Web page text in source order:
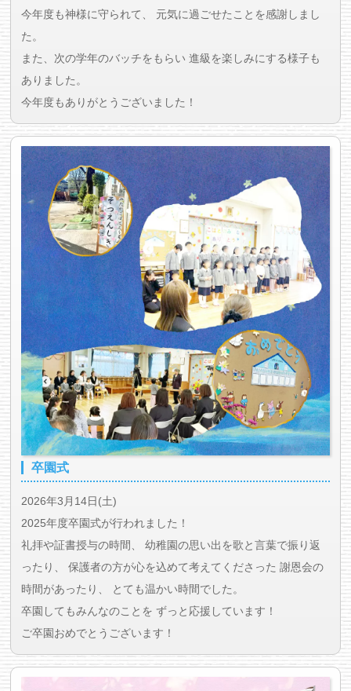
今年度も神様に守られて、 元気に過ごせたことを感謝しまし
た。
また、次の学年のバッチをもらい 進級を楽しみにする様子も
ありました。
今年度もありがとうございました！
卒園式
2026年3月14日(土)
2025年度卒園式が行われました！
礼拝や証書授与の時間、 幼稚園の思い出を歌と言葉で振り返
ったり、 保護者の方が心を込めて考えてくださった 謝恩会の
時間があったり、 とても温かい時間でした。
卒園してもみんなのことを ずっと応援しています！
ご卒園おめでとうございます！